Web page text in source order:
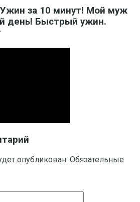
Ужин за 10 минут! Мой муж
день! Быстрый ужин.
опубликован. Обязательные